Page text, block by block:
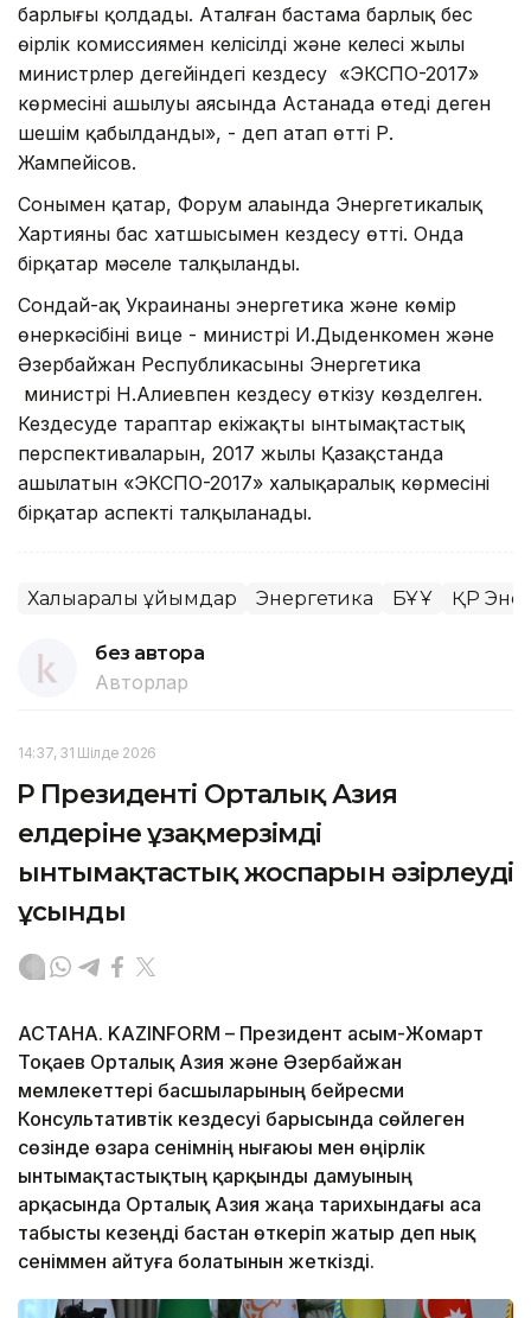
барлығы қолдады. Аталған бастама барлық бес
өңірлік комиссиямен келісілді және келесі жылы
министрлер деңгейіндегі кездесу «ЭКСПО-2017»
көрмесінің ашылуы аясында Астанада өтеді деген
шешім қабылданды», - деп атап өтті Р.
Жампейісов.
Сонымен қатар, Форум алаңында Энергетикалық
Хартияның бас хатшысымен кездесу өтті. Онда
бірқатар мәселе талқыланды.
Сондай-ақ Украинаның энергетика және көмір
өнеркәсібінің вице - министрі И.Дыденкомен және
Әзербайжан Республикасының Энергетика
министрі Н.Алиевпен кездесу өткізу көзделген.
Кездесуде тараптар екіжақты ынтымақтастық
перспективаларын, 2017 жылы Қазақстанда
ашылатын «ЭКСПО-2017» халықаралық көрмесінің
бірқатар аспекті талқыланады.
Халықаралық ұйымдар Энергетика БҰҰ ҚР
без автора
Авторлар
14:37, 31 Шілде 2026
ҚР Президенті Орталық Азия
елдеріне ұзақмерзімді
ынтымақтастық жоспарын әзірлеуді
ұсынды
АСТАНА. KAZINFORM – Президент Қасым-Жомарт
Тоқаев Орталық Азия және Әзербайжан
мемлекеттері басшыларының бейресми
Консультативтік кездесуі барысында сөйлеген
сөзінде өзара сенімнің нығаюы мен өңірлік
ынтымақтастықтың қарқынды дамуының
арқасында Орталық Азия жаңа тарихындағы аса
табысты кезеңді бастан өткеріп жатыр деп нық
сеніммен айтуға болатынын жеткізді.